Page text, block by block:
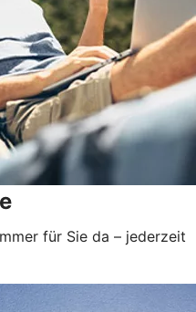
für Sie da – jederzeit